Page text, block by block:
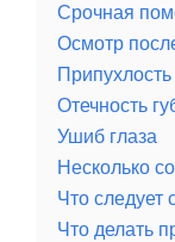
Срочная
Осмотр
Припухлость
Отечность
Ушиб глаза
Несколько
Что следует
Что делать